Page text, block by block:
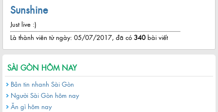
Sunshine
Just live :)
Là thành viên từ ngày: 05/07/2017, đã có 340 bài viết
SÀI GÒN HÔM NAY
Bản tin nhanh Sài Gòn
Người Sài Gòn hôm nay
Ăn gì hôm nay